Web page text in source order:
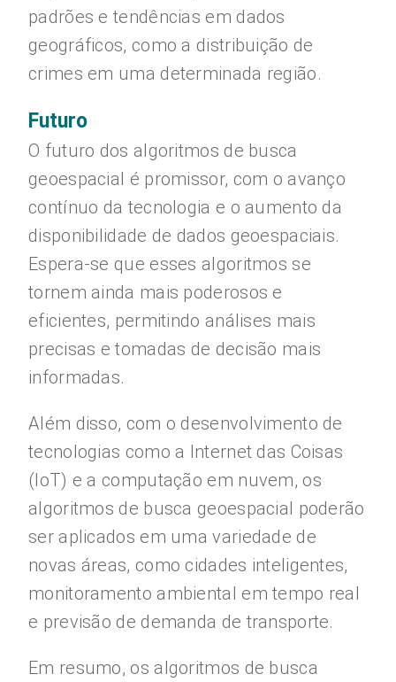
padrões e tendências em dados
geográficos, como a distribuição de
crimes em uma determinada região.
Futuro
O futuro dos algoritmos de busca
geoespacial é promissor, com o avanço
contínuo da tecnologia e o aumento da
disponibilidade de dados geoespaciais.
Espera-se que esses algoritmos se
tornem ainda mais poderosos e
eficientes, permitindo análises mais
precisas e tomadas de decisão mais
informadas.
Além disso, com o desenvolvimento de
tecnologias como a Internet das Coisas
(IoT) e a computação em nuvem, os
algoritmos de busca geoespacial poderão
ser aplicados em uma variedade de
novas áreas, como cidades inteligentes,
monitoramento ambiental em tempo real
e previsão de demanda de transporte.
Em resumo, os algoritmos de busca